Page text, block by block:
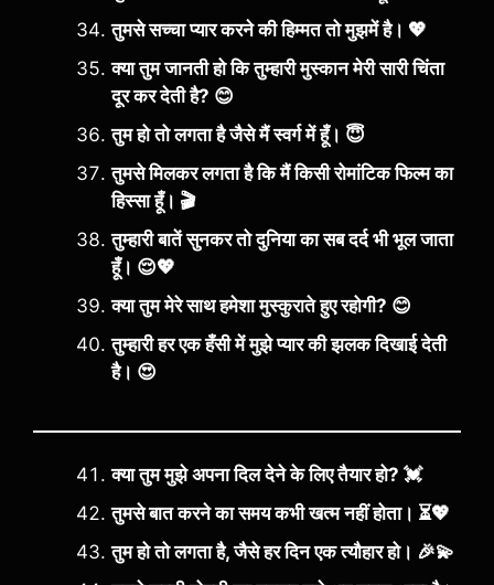
तुमसे सच्चा प्यार करने की हिम्मत तो मुझमें है। 💖
क्या तुम जानती हो कि तुम्हारी मुस्कान मेरी सारी चिंता
दूर कर देती है? 😊
तुम हो तो लगता है जैसे मैं स्वर्ग में हूँ। 😇
तुमसे मिलकर लगता है कि मैं किसी रोमांटिक फिल्म का
हिस्सा हूँ। 🎬
तुम्हारी बातें सुनकर तो दुनिया का सब दर्द भी भूल जाता
हूँ। 😌💖
क्या तुम मेरे साथ हमेशा मुस्कुराते हुए रहोगी? 😊
तुम्हारी हर एक हँसी में मुझे प्यार की झलक दिखाई देती
है। 😍
क्या तुम मुझे अपना दिल देने के लिए तैयार हो? 💓
तुमसे बात करने का समय कभी खत्म नहीं होता। ⏳💖
तुम हो तो लगता है, जैसे हर दिन एक त्यौहार हो। 🎉💫